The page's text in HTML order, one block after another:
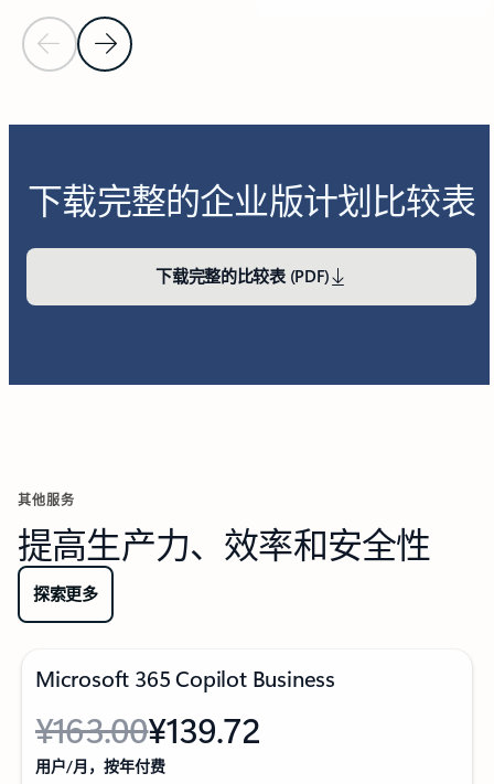
上一张幻灯片下一张幻灯片
下载完整的企业版计划比较表
下载完整的比较表 (PDF)
其他服务
提高生产力、效率和安全性
探索更多
Microsoft 365 Copilot Business
Originally starting from ¥163.00 now starting from ¥139.72
¥163.00¥139.72
用户/月，按年付费